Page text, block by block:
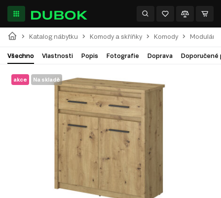
Katalog nábytku Komody a skříňky Komody
Všechno Vlastnosti Popis Fotografie Doprava Doporučené
akce Na skladě